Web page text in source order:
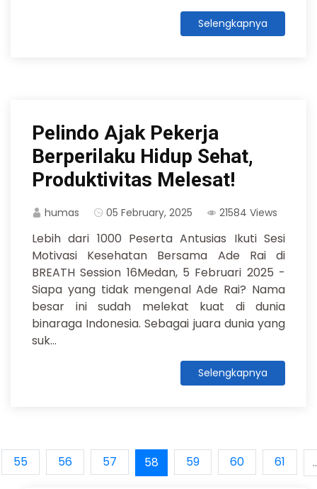
Selengkapnya
Pelindo Ajak Pekerja
Berperilaku Hidup Sehat,
Produktivitas Melesat!
humas 05 February, 2025 21584 Views
Lebih dari 1000 Peserta Antusias Ikuti Sesi
Motivasi Kesehatan Bersama Ade Rai di
BREATH Session 16Medan, 5 Februari 2025 -
Siapa yang tidak mengenal Ade Rai? Nama
besar ini sudah melekat kuat di dunia
binaraga Indonesia. Sebagai juara dunia yang
suk...
Selengkapnya
55 56 57 58 59 60 61